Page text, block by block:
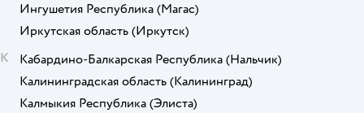
Ингушетия Республика (Магас)
Иркутская область (Иркутск)
К
Кабардино-Балкарская Республика (Нальчик)
Калининградская область (Калининград)
Калмыкия Республика (Элиста)